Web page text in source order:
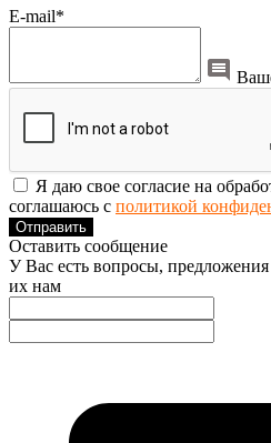
E-mail*
Я даю свое согласие на
соглашаюсь с политикой
Отправить
Оставить сообщение
У Вас есть вопросы,
их нам